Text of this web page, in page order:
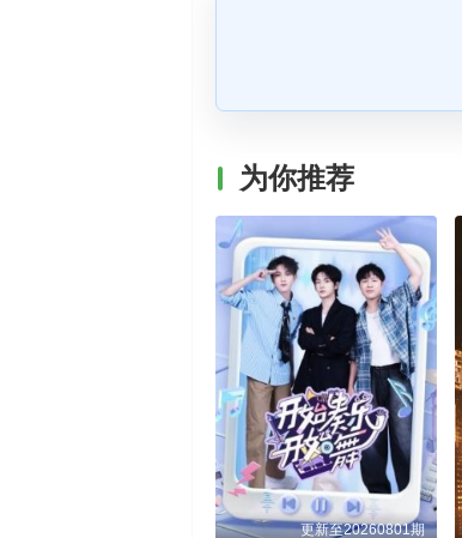
为你推荐
更新至20260801期